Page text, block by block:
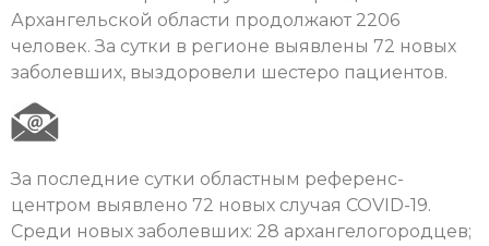
Архангельской области продолжают 2206
человек. За сутки в регионе выявлены 72 новых
заболевших, выздоровели шестеро пациентов.
За последние сутки областным референс-
центром выявлено 72 новых случая COVID-19.
Среди новых заболевших: 28 архангелогородцев;